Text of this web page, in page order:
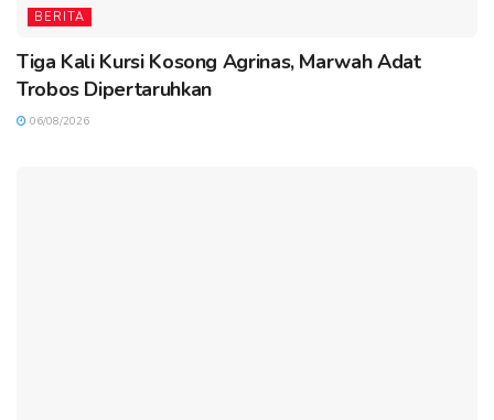
BERITA
Tiga Kali Kursi Kosong Agrinas, Marwah Adat
Trobos Dipertaruhkan
06/08/2026